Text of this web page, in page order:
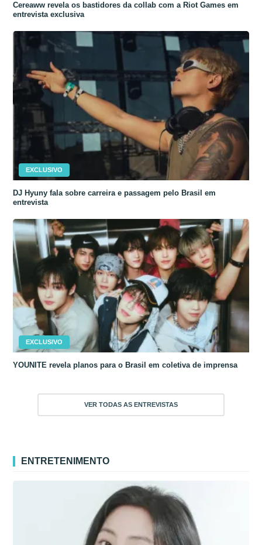
Cereaww revela os bastidores da collab com a Riot Games em
entrevista exclusiva
EXCLUSIVO
DJ Hyuny fala sobre carreira e passagem pelo Brasil em
entrevista
EXCLUSIVO
YOUNITE revela planos para o Brasil em coletiva de imprensa
VER TODAS AS ENTREVISTAS
ENTRETENIMENTO